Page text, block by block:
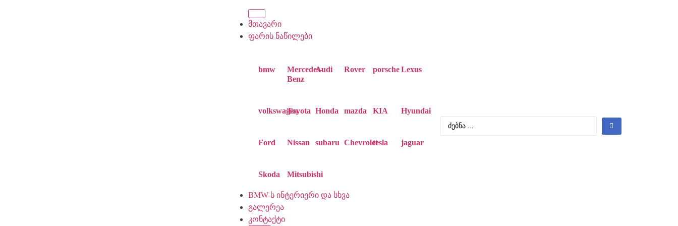
მთავარი
ფარის ნაწილები
bmw
Mercedes-
Benz
Audi Rover porsche Lexus
volkswagenToyota Honda mazda KIA Hyundai
Ford Nissan subaru Chevrolettesla jaguar
Skoda Mitsubishi
BMW-ს ინტერიერი და სხვა
გალერეა
კონტაქტი